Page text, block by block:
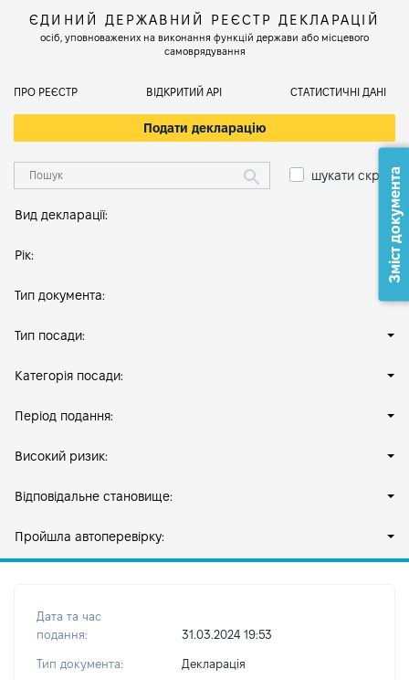
ЄДИНИЙ ДЕРЖАВНИЙ РЕЄСТР ДЕКЛАРАЦІЙ
осіб, уповноважених на виконання функцій держави або місцевого
самоврядування
ПРО РЕЄСТР ВІДКРИТИЙ АРІ СТАТИСТИЧНІ ДАНІ
Подати декларацію
шукати скрізь
Вид декларації:
Рік:
Тип документа:
Тип посади:
Категорія посади:
Період подання:
Високий ризик:
Відповідальне становище:
Пройшла автоперевірку:
Дата та час
подання:
31.03.2024 19:53
Тип документа: Декларація
Зміст документа